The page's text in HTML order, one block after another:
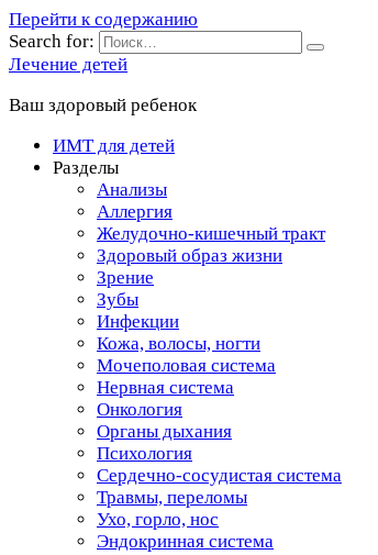
Перейти к содержанию
Search for:
Лечение детей
Ваш здоровый ребенок
ИМТ для детей
Разделы
Анализы
Аллергия
Желудочно-кишечный тракт
Здоровый образ жизни
Зрение
Зубы
Инфекции
Кожа, волосы, ногти
Мочеполовая система
Нервная система
Онкология
Органы дыхания
Психология
Сердечно-сосудистая система
Травмы, переломы
Ухо, горло, нос
Эндокринная система